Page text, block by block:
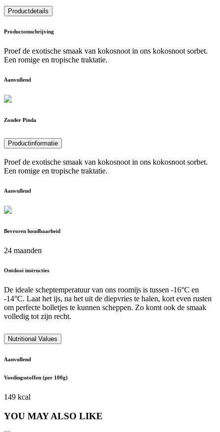
Productdetails
Productomschrijving
Proef de exotische smaak van kokosnoot in ons kokosnoot sorbet.
Een romige en tropische traktatie.
Aanvullend
Zonder Pinda
Productinformatie
Proef de exotische smaak van kokosnoot in ons kokosnoot sorbet.
Een romige en tropische traktatie.
Aanvullend
Bevroren houdbaarheid
24 maanden
Ontdooi instructies
De ideale scheptemperatuur van ons roomijs is tussen -16°C en
-14°C. Laat het ijs, na het uit de diepvries te halen, kort even rusten
om perfecte bolletjes te kunnen scheppen. Zo komt ook de smaak
volledig tot zijn recht.
Nutritional Values
Aanvullend
Voedingsstoffen (per 100g)
149 kcal
YOU MAY ALSO LIKE